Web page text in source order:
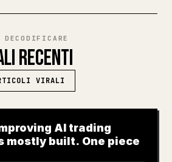
RECENTI
VIRALI
AI trading
mostly built. One piece